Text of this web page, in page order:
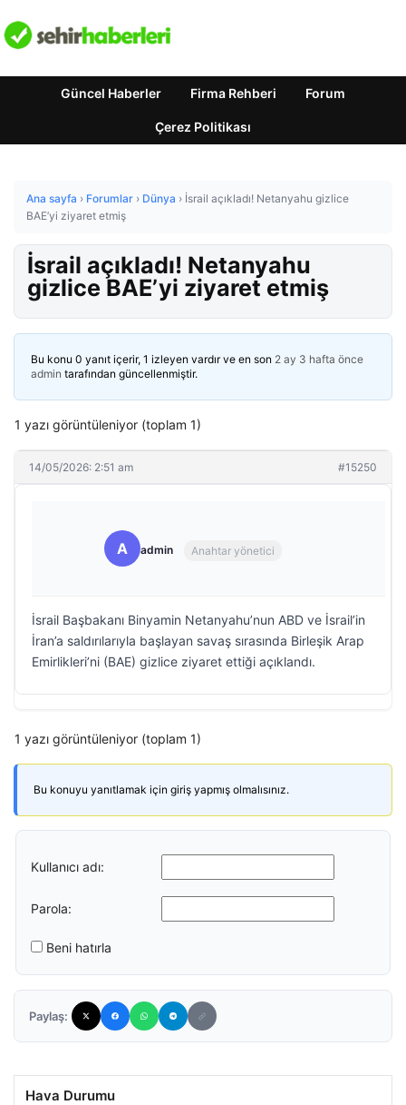
Güncel Haberler Firma Rehberi Forum
Çerez Politikası
Ana sayfa › Forumlar › Dünya › İsrail açıkladı! Netanyahu gizlice
BAE’yi ziyaret etmiş
İsrail açıkladı! Netanyahu
gizlice BAE’yi ziyaret etmiş
Bu konu 0 yanıt içerir, 1 izleyen vardır ve en son 2 ay 3 hafta önce
admin tarafından güncellenmiştir.
1 yazı görüntüleniyor (toplam 1)
14/05/2026: 2:51 am #15250
A admin Anahtar yönetici
İsrail Başbakanı Binyamin Netanyahu’nun ABD ve İsrail’in
İran’a saldırılarıyla başlayan savaş sırasında Birleşik Arap
Emirlikleri’ni (BAE) gizlice ziyaret ettiği açıklandı.
1 yazı görüntüleniyor (toplam 1)
Bu konuyu yanıtlamak için giriş yapmış olmalısınız.
Kullanıcı adı:
Parola:
Beni hatırla
Paylaş:
Hava Durumu